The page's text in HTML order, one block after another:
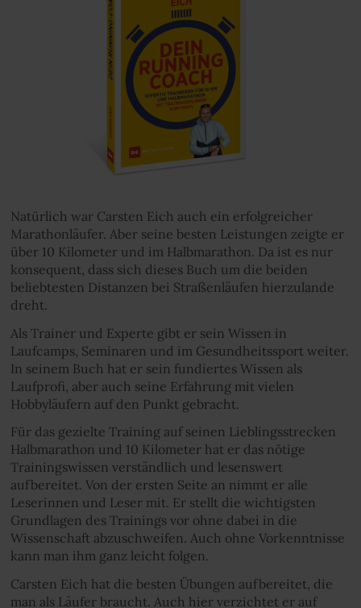
Natürlich war Carsten Eich auch ein erfolgreicher
Marathonläufer. Aber seine besten Leistungen zeigte er
über 10 Kilometer und im Halbmarathon. Da ist es nur
konsequent, dass sich dieses Buch um die beiden
beliebtesten Distanzen bei Straßenläufen hierzulande
dreht.
Als Trainer und Experte gibt er sein Wissen in
Laufcamps, Seminaren und im Gesundheitssport weiter.
In seinem Buch hat er sein fundiertes Wissen als
Laufprofi, aber auch seine Erfahrung mit vielen
Hobbyläufern auf den Punkt gebracht.
Für das gezielte Training auf seinen Lieblingsstrecken
Halbmarathon und 10 Kilometer hat er das nötige
Trainingswissen verständlich und lesenswert
aufbereitet. Von der ersten Seite an nimmt er alle
Leserinnen und Leser mit. Er stellt die wichtigsten
Grundlagen des Trainings vor ohne dabei in die
Wissenschaft abzuschweifen. Auch ohne Vorkenntnisse
kann man ihm ganz leicht folgen.
Carsten Eich hat die besten Übungen aufbereitet, die
man als Läufer braucht. Auch hier verzichtet er auf